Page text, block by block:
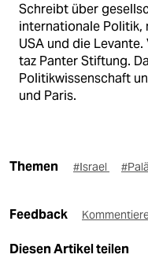
Schreibt über
internationale Politik,
USA und die
taz Panter Stiftung.
Politikwissenschaft
und Paris.
Themen #Israel
Feedback
Diesen Artikel teilen